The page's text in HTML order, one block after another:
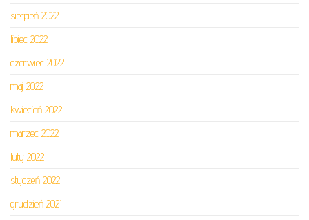
sierpień 2022
lipiec 2022
czerwiec 2022
maj 2022
kwiecień 2022
marzec 2022
luty 2022
styczeń 2022
grudzień 2021